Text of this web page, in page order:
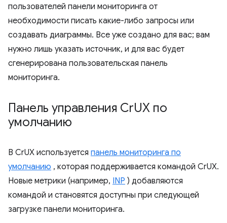
пользователей панели мониторинга от
необходимости писать какие-либо запросы или
создавать диаграммы. Все уже создано для вас; вам
нужно лишь указать источник, и для вас будет
сгенерирована пользовательская панель
мониторинга.
Панель управления CrUX по
умолчанию
В CrUX используется панель мониторинга по
умолчанию , которая поддерживается командой CrUX.
Новые метрики (например, INP ) добавляются
командой и становятся доступны при следующей
загрузке панели мониторинга.